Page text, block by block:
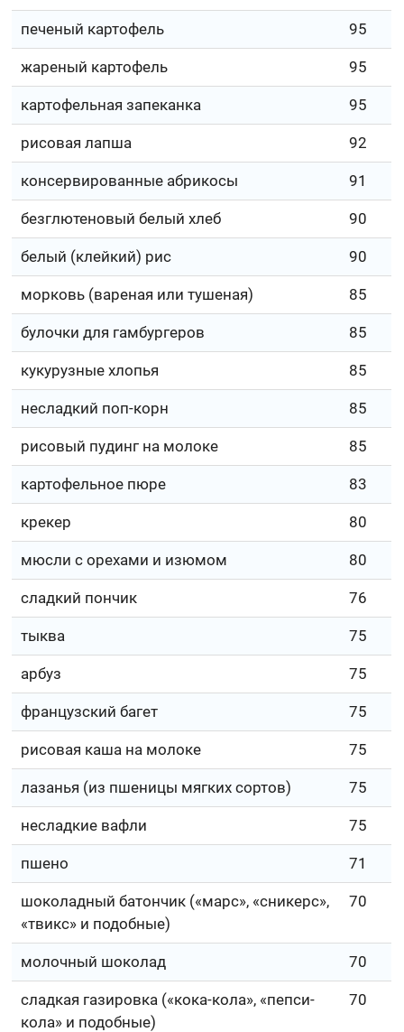
печеный картофель 95
жареный картофель 95
картофельная запеканка 95
рисовая лапша 92
консервированные абрикосы 91
безглютеновый белый хлеб 90
белый (клейкий) рис 90
морковь (вареная или тушеная) 85
булочки для гамбургеров 85
кукурузные хлопья 85
несладкий поп-корн 85
рисовый пудинг на молоке 85
картофельное пюре 83
крекер 80
мюсли с орехами и изюмом 80
сладкий пончик 76
тыква 75
арбуз 75
французский багет 75
рисовая каша на молоке 75
лазанья (из пшеницы мягких сортов) 75
несладкие вафли 75
пшено 71
шоколадный батончик («марс», «сникерс»,
«твикс» и подобные)
70
молочный шоколад 70
сладкая газировка («кока-кола», «пепси-
кола» и подобные)
70